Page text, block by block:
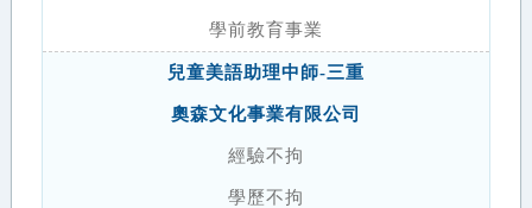
學前教育事業
兒童美語助理中師-三重
奧森文化事業有限公司
經驗不拘
學歷不拘